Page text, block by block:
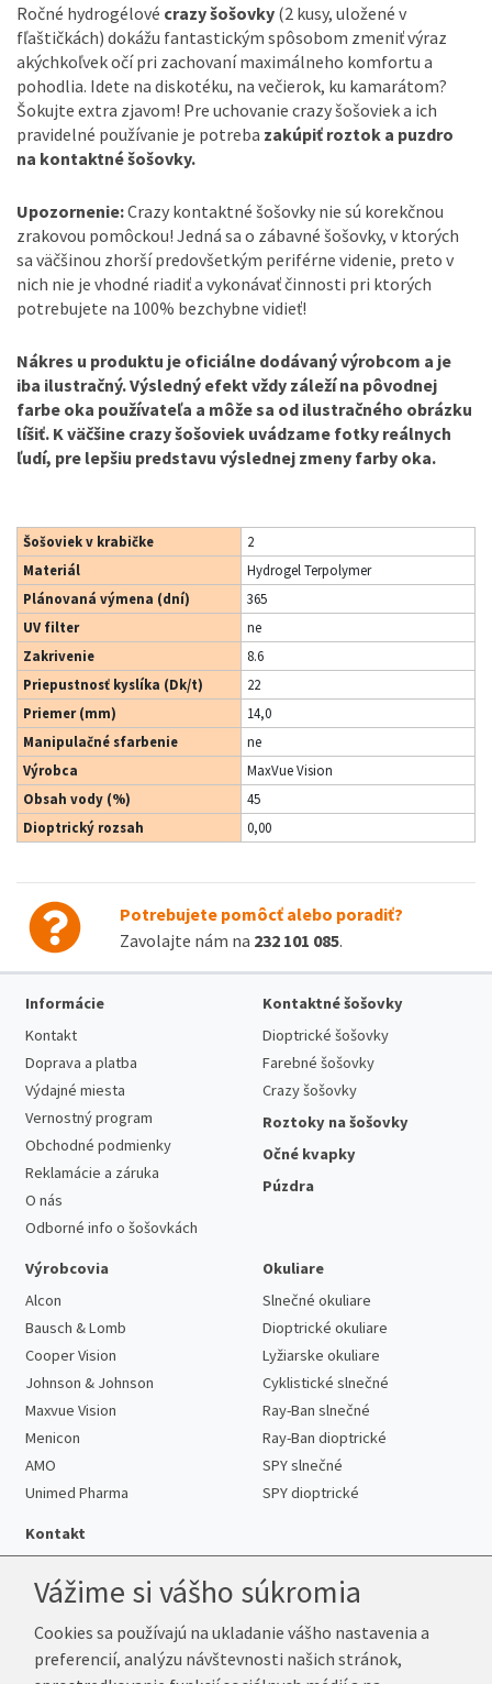
Ročné hydrogélové crazy šošovky (2 kusy, uložené v
fľaštičkách) dokážu fantastickým spôsobom zmeniť výraz
akýchkoľvek očí pri zachovaní maximálneho komfortu a
pohodlia. Idete na diskotéku, na večierok, ku kamarátom?
Šokujte extra zjavom! Pre uchovanie crazy šošoviek a ich
pravidelné používanie je potreba zakúpiť roztok a puzdro
na kontaktné šošovky.
Upozornenie:Crazy kontaktné šošovky nie sú korekčnou
zrakovou pomôckou! Jedná sa o zábavné šošovky, v ktorých
sa väčšinou zhorší predovšetkým periférne videnie, preto v
nich nie je vhodné riadiť a vykonávať činnosti pri ktorých
potrebujete na 100% bezchybne vidieť!
Nákres u produktu je oficiálne dodávaný výrobcom a je
iba ilustračný. Výsledný efekt vždy záleží na pôvodnej
farbe oka používateľa a môže sa od ilustračného obrázku
líšiť. K väčšine crazy šošoviek uvádzame fotky reálnych
ľudí, pre lepšiu predstavu výslednej zmeny farby oka.
Šošoviek v krabičke
2
Materiál
Hydrogel Terpolymer
Plánovaná výmena (dní)
365
UV filter
ne
Zakrivenie
8.6
Priepustnosť kyslíka (Dk/t)
22
Priemer (mm)
14,0
Manipulačné sfarbenie
ne
Výrobca
MaxVue Vision
Obsah vody (%)
45
Dioptrický rozsah
0,00
Potrebujete pomôcť alebo poradiť?
Zavolajte nám na 232 101 085.
Informácie
Kontakt
Doprava a platba
Výdajné miesta
Vernostný program
Obchodné podmienky
Reklamácie a záruka
O nás
Odborné info o šošovkách
Kontaktné šošovky
Dioptrické šošovky
Farebné šošovky
Crazy šošovky
Roztoky na šošovky
Očné kvapky
Púzdra
Výrobcovia
Alcon
Bausch & Lomb
Cooper Vision
Johnson & Johnson
Maxvue Vision
Menicon
AMO
Unimed Pharma
Okuliare
Slnečné okuliare
Dioptrické okuliare
Lyžiarske okuliare
Cyklistické slnečné
Ray-Ban slnečné
Ray-Ban dioptrické
SPY slnečné
SPY dioptrické
Kontakt
Telefón:+421 222 205 863
E-mail:info@k-sosovky.sk
Vážime si vášho súkromia
Cookies sa používajú na ukladanie vášho nastavenia a
preferencií, analýzu návštevnosti našich stránok,